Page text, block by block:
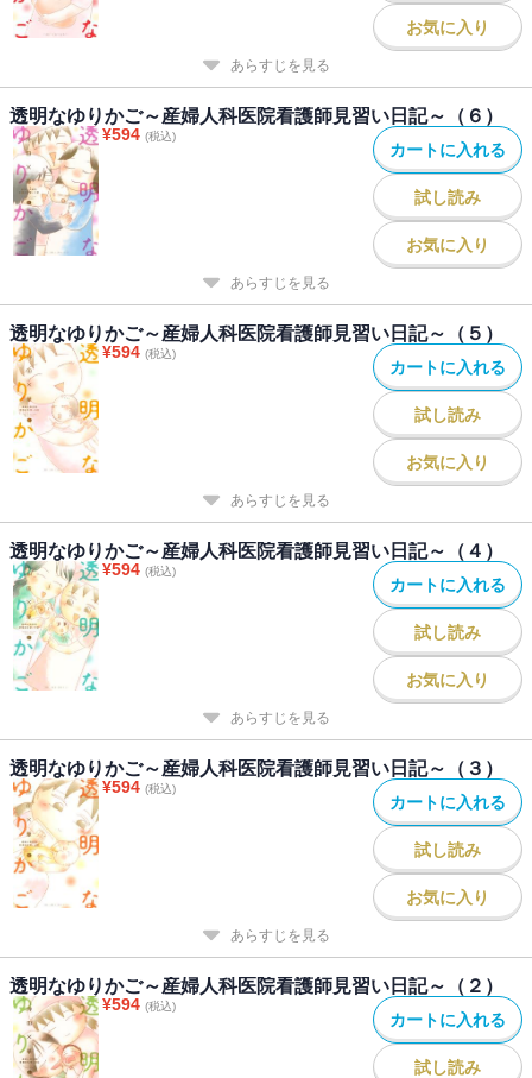
お気に入り
あらすじを見る
透明なゆりかご～産婦人科医院看護師見習い日記～（６）
¥594 (税込)
カートに入れる
試し読み
お気に入り
あらすじを見る
透明なゆりかご～産婦人科医院看護師見習い日記～（５）
¥594 (税込)
カートに入れる
試し読み
お気に入り
あらすじを見る
透明なゆりかご～産婦人科医院看護師見習い日記～（４）
¥594 (税込)
カートに入れる
試し読み
お気に入り
あらすじを見る
透明なゆりかご～産婦人科医院看護師見習い日記～（３）
¥594 (税込)
カートに入れる
試し読み
お気に入り
あらすじを見る
透明なゆりかご～産婦人科医院看護師見習い日記～（２）
¥594 (税込)
カートに入れる
試し読み